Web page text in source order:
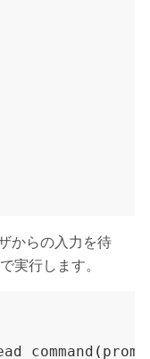
からの入力を待
実行します。
(